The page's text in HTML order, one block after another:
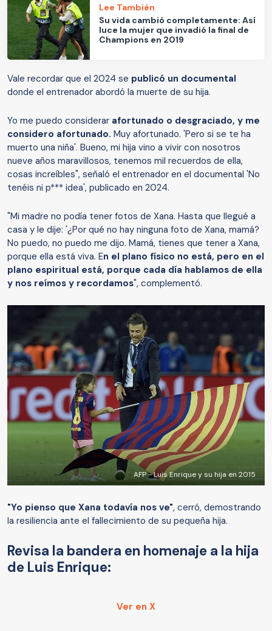
Lee También
Su vida cambió completamente: Así
luce la mujer que invadió la final de
Champions en 2019
Vale recordar que el 2024 se publicó un documental
donde el entrenador abordó la muerte de su hija.
Yo me puedo considerar afortunado o desgraciado, y me
considero afortunado. Muy afortunado. 'Pero si se te ha
muerto una niña'. Bueno, mi hija vino a vivir con nosotros
nueve años maravillosos, tenemos mil recuerdos de ella,
cosas increíbles", señaló el entrenador en el documental 'No
tenéis ni p*** idea', publicado en 2024.
"Mi madre no podía tener fotos de Xana. Hasta que llegué a
casa y le dije: '¿Por qué no hay ninguna foto de Xana, mamá?
No puedo, no puedo me dijo. Mamá, tienes que tener a Xana,
porque ella está viva. En el plano físico no está, pero en el
plano espiritual está, porque cada día hablamos de ella
y nos reímos y recordamos", complementó.
AFP - Luis Enrique y su hija en 2015
"Yo pienso que Xana todavía nos ve", cerró, demostrando
la resiliencia ante el fallecimiento de su pequeña hija.
Revisa la bandera en homenaje a la hija
de Luis Enrique:
Ver en X